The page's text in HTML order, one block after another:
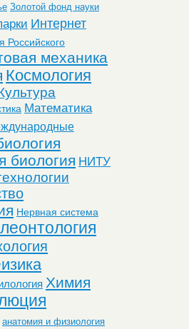
Золотой фонд науки
Интернет
Российского
механика
Космология
Математика
биология НИТУ
Нервная система
Химия
анатомия и физиология